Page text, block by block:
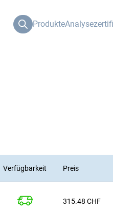
Produkte
Verfügbarkeit Preis
315.48 CHF